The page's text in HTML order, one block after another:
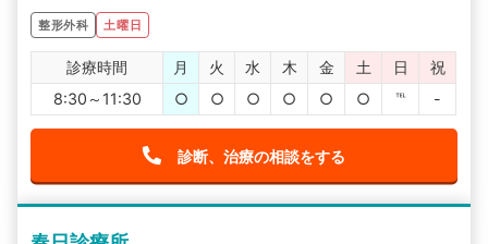
整形外科 土曜日
診療時間 月 火 水 木 金 土 日
祝
8:30～11:30
○ ○ ○ ○ ○ ○ ℡ -
診断、治療の相談をする